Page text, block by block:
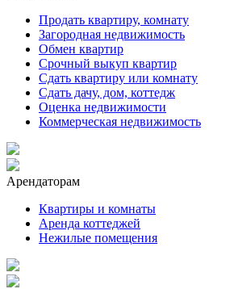
Продать квартиру, комнату
Загородная недвижимость
Обмен квартир
Срочный выкуп квартир
Сдать квартиру или комнату
Сдать дачу, дом, коттедж
Оценка недвижимости
Коммерческая недвижимость
Арендаторам
Квартиры и комнаты
Аренда коттеджей
Нежилые помещения